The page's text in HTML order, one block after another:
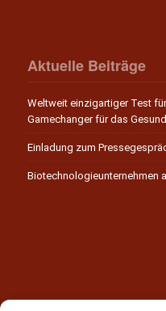
Aktuelle Beiträge
Weltweit einzigartiger Test
Gamechanger für das
Einladung zum
Biotechnologieunternehmen